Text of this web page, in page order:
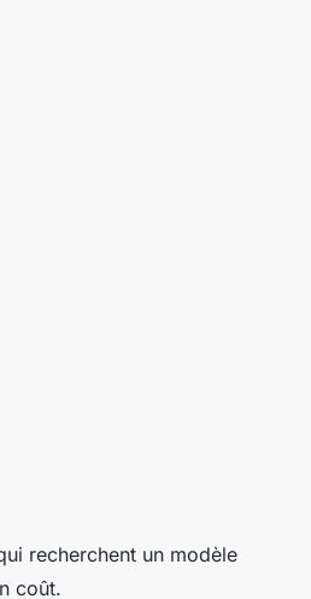
recherchent un modèle
coût.